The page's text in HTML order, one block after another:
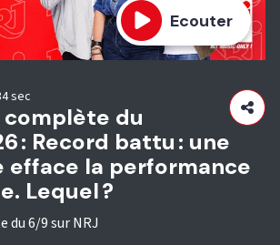
Ecouter
complète du
: Record battu : une
efface la performance
Lequel ?
du 6/9 sur NRJ
sec